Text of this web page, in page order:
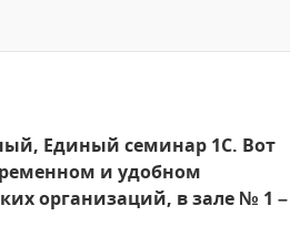
Единый семинар 1С. Вот
и удобном
организаций, в зале № 1 –